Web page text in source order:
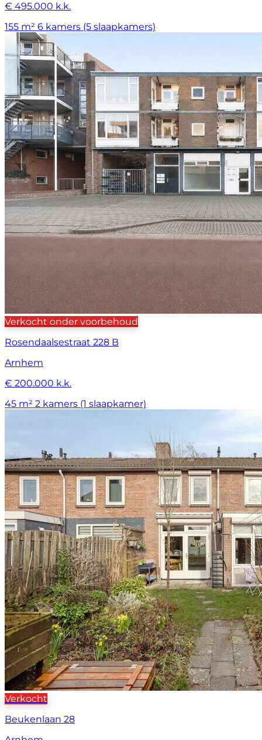
€ 495.000 k.k.
155 m² 6 kamers (5 slaapkamers)
Verkocht onder voorbehoud
Rosendaalsestraat 228 B
Arnhem
€ 200.000 k.k.
45 m² 2 kamers (1 slaapkamer)
Verkocht
Beukenlaan 28